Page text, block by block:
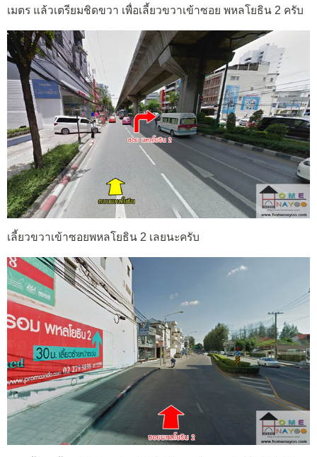
เมตร แล้วเตรียมชิดขวา เพื่อเลี้ยวขวาเข้าซอย พหลโยธิน 2 ครับ
เลี้ยวขวาเข้าซอยพหลโยธิน 2 เลยนะครับ